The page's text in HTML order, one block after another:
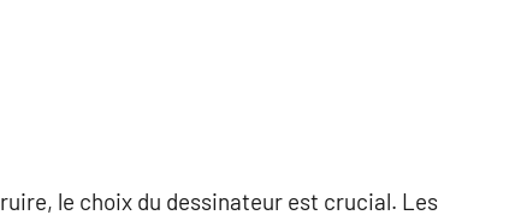
le choix du dessinateur est crucial. Les